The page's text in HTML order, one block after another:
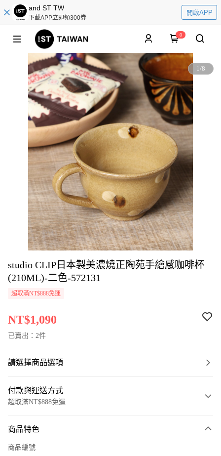
and ST TW
下載APP立即領300券
開啟APP
0
1/8
studio CLIP日本製美濃燒正陶苑手繪感咖啡杯
(210ML)-二色-572131
超取滿NT$888免運
NT$1,090
已賣出：2件
請選擇商品選項
付款與運送方式
超取滿NT$888免運
信用卡一次付款
商品特色
商品編號